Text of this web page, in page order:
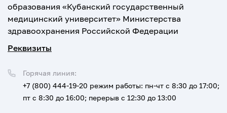
образования «Кубанский государственный
медицинский университет» Министерства
здравоохранения Российской Федерации
Реквизиты
Горячая линия:
+7 (800) 444-19-20 режим работы: пн-чт с 8:30 до 17:00;
пт с 8:30 до 16:00; перерыв с 12:30 до 13:00